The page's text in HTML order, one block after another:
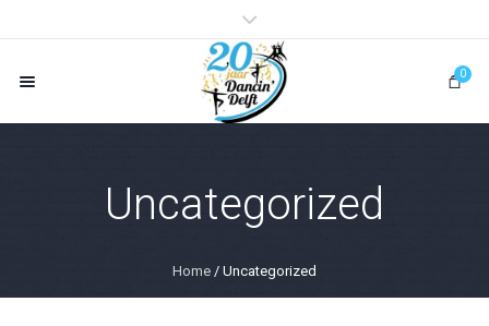
0
Uncategorized
Home / Uncategorized